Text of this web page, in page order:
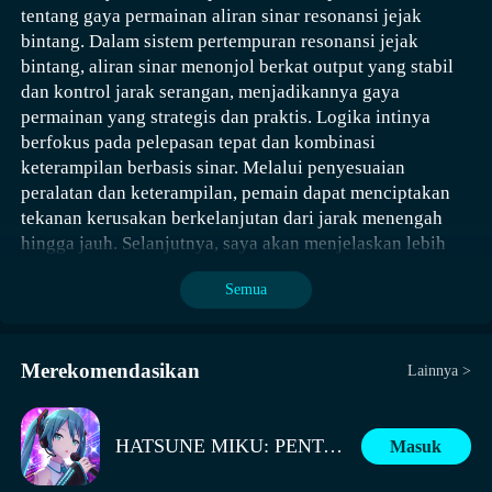
probabilitas kritis saat kontra blok, ada peluang saat blok
untuk memicu blok beruntung yang menghasilkan
kerusakan lebih besar, meningkatkan atribut
Keberuntungan, menambah probabilitas. Dalam
konfigurasi bakat, paduan yang direkomendasikan
adalah Penindasan Massa+Guncangan Pasir+Retrospeksi
Pasir+Berkendara Kuat, di mana Penindasan Massa akan
menambahkan jumlah target musuh di dekat diri sendiri,
mengurangi kerusakan mereka jika darah mereka lebih
rendah dari Anda, meningkatkan kerusakan serangan
Anda, efek ganda terhadap Elit atau lebih tinggi.
Blok/Serangan Amukan Batu akan menyebabkan
dipicu berulang kali, meningkatkan kemampuan
kerusakan area. Efek Retrospeksi Pasir adalah saat
menggunakan Serangan Amaranah untuk menghasilkan
cerita, Yūgao dapat memberikan pengalaman
pertempuran yang berbeda dengan keterampilan
pedangnya dan kekuatan cahaya bulan.
tinggi dan output kuat, tetapi juga dapat membalikkan
situasi dalam pertempuran melalui penggunaan
keterampilan yang tepat. Mekanisme energi fase
bulannya, ditambah dengan gerakan pedang yang lancar,
pasti menjadi pilihan ideal bagi setiap pemain yang suka
turut untuk mengembalikan energi dan membentuk siklus
serangan berulang.
Dalam pertempuran satu putaran, serangan ini akan
memberikan kerusakan tinggi kepada musuh, tetapi perlu
diperhatikan bahwa terdapat ketergantungan yang kuat
pada pemicu serangan berturut-turut.
Dengan menggabungkan beberapa karakter ini, dapat
dibentuk gaya permainan yang kuat. Pemain dapat
menggunakan Huang Yueying untuk mengurangi
kecepatan, lalu pasukan berkuda dapat menaikkan
kecepatan dengan serangan biasa. Pastikan Gan Ning
memiliki keunggulan dalam output. Formasi tiga pasukan
berkuda juga dapat memicu bonus bangkit tahunan,
memaksimalkan manfaat kekuatan. Dari perspektif biaya
rendah, tidak akan memakan fragmen jenderal Tiga Raja,
umumnya diperoleh langsung dari kotak pilihan, yang
memiliki performa stabil dalam peperangan, dengan total
tinggi. Pada tahap selanjutnya, penyesuaian juga dapat
Yueying, untuk lebih meningkatkan ledakan.
Hari ini, konten yang kami jelaskan cukup rinci, pemain
tentu akan tahu bagaimana cara bermain Aliran Nuklir
Keterampilan 1 memiliki 2 tahap, tekan untuk
melepaskan tahap 1, membentuk segel lalu menyerang
maju; sebelum garis kuning berakhir, tekan lagi untuk
melepaskan tahap 2, pada saat ini dia akan melompat ke
melayang sebentar, dengan cepat turun dan menusuk
Pertama, formasi yang paling cocok untuk pemula saat
ini pasti adalah Tim Pembakar. Tim ini berfokus pada
kerusakan pembakaran. Meskipun daya tahan tim ini
cukup standar, namun kerusakannya sangat tinggi. Dalam
game ini, kerusakan adalah hal yang paling penting.
Berdasarkan informasi yang tersedia, untuk membentuk
tim pembakar, pemain perlu mengumpulkan Buddha
Lampu Kuno, karakter ini adalah inti dari formasi ini.
Tanpa dia, formasi ini tidak akan efektif. Buddha Lampu
Kuno adalah karakter SSR jenis output, dan pemain
mungkin akan menemukan kesulitan dalam
mendapatkannya di awal game.
dikembangkan sebenarnya tidak terlalu banyak. Dia
tinggi dan hampir seluruhnya merupakan kerusakan area.
Selain itu, ketika dia memberikan kerusakan kepada
musuh, dia juga dapat menambahkan debuff pembakaran,
Ketika mulai bermain dengan aliran pisau dapur, langkah
pertama adalah mendapatkan tiga pisau kerajaan dapur.
Kemudian, letakkan pisau-pisau tersebut di posisi
diagonal atau bersebelahan dalam tas Anda, untuk
memaksimalkan output dari ketiga pisau tersebut.
Selanjutnya, perlu mendapatkan tiga pisau Raja 8, yang
mendapatkan efek kritikal dan吸取了中文内容，现在我
将只翻译剩余的文本到印尼语：
Setelah itu, perlu mendapatkan tiga pisau Raja 8, yang
tentang gaya permainan aliran sinar resonansi jejak
bintang.Dalam sistem pertempuran resonansi jejak
bintang, aliran sinar menonjol berkat output yang stabil
dan kontrol jarak serangan, menjadikannya gaya
permainan yang strategis dan praktis. Logika intinya
berfokus pada pelepasan tepat dan kombinasi
keterampilan berbasis sinar. Melalui penyesuaian
peralatan dan keterampilan, pemain dapat menciptakan
tekanan kerusakan berkelanjutan dari jarak menengah
hingga jauh. Selanjutnya, saya akan menjelaskan lebih
Semua
Merekomendasikan Lainnya >
HATSUNE MIKU: PENTAS WARNA-WARNI! Masuk